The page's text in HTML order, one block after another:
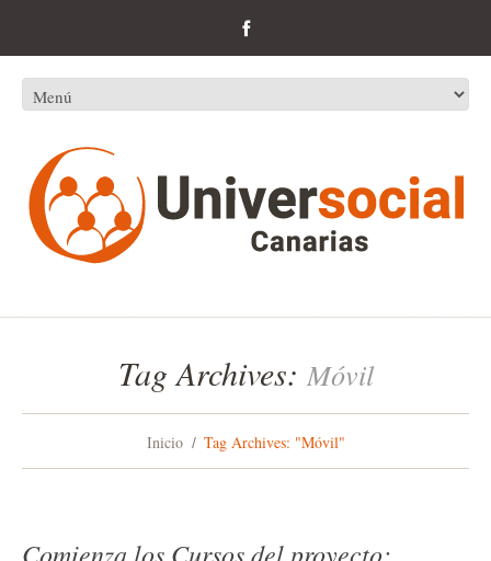
Tag Archives: Móvil
Inicio Tag Archives: "Móvil"
Comienza los Cursos del proyecto: